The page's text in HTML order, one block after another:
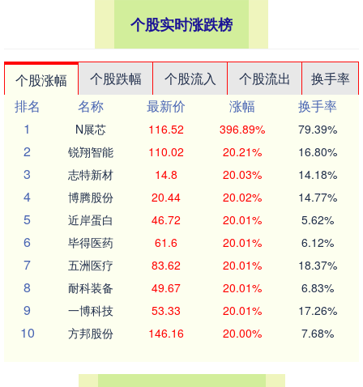
个股实时涨跌榜
个股涨幅 个股跌幅 个股流入 个股流出
换手率
排名
名称 最新价 涨幅
换手率
1
N展芯 116.52 396.89% 79.39%
2 锐翔智能 110.02 20.21% 16.80%
3 志特新材 14.8 20.03% 14.18%
4 博腾股份 20.44 20.02% 14.77%
5 近岸蛋白 46.72 20.01% 5.62%
6 毕得医药 61.6 20.01% 6.12%
7 五洲医疗 83.62 20.01% 18.37%
8 耐科装备 49.67 20.01% 6.83%
9 一博科技 53.33 20.01% 17.26%
10 方邦股份 146.16 20.00% 7.68%